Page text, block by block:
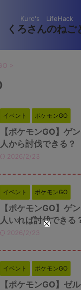
Kuro's LifeHack
くろさんのねご
>
イベント ポケモンGO
【ポケモンGO】ゲ
人から討伐できる？
2026/2/23
イベント ポケモンGO
【ポケモンGO】ゲ
人いれば討伐できる
2026/2/23
イベント ポケモンGO
【ポケモンGO】ゼ